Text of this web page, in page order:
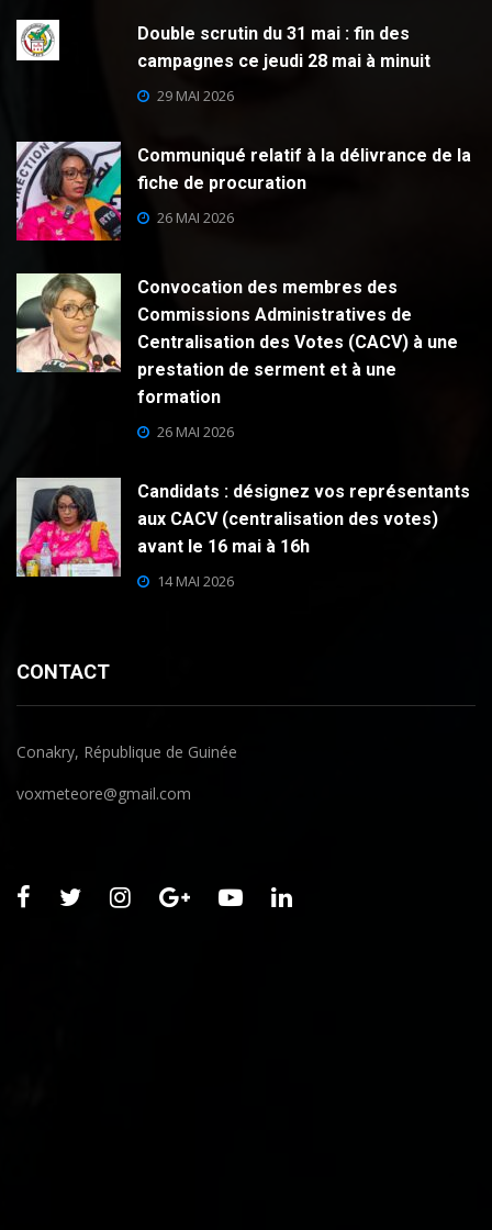
Double scrutin du 31 mai : fin des
campagnes ce jeudi 28 mai à minuit
29 MAI 2026
Communiqué relatif à la délivrance de la
fiche de procuration
26 MAI 2026
Convocation des membres des
Commissions Administratives de
Centralisation des Votes (CACV) à une
prestation de serment et à une
formation
26 MAI 2026
Candidats : désignez vos représentants
aux CACV (centralisation des votes)
avant le 16 mai à 16h
14 MAI 2026
CONTACT
Conakry, République de Guinée
voxmeteore@gmail.com